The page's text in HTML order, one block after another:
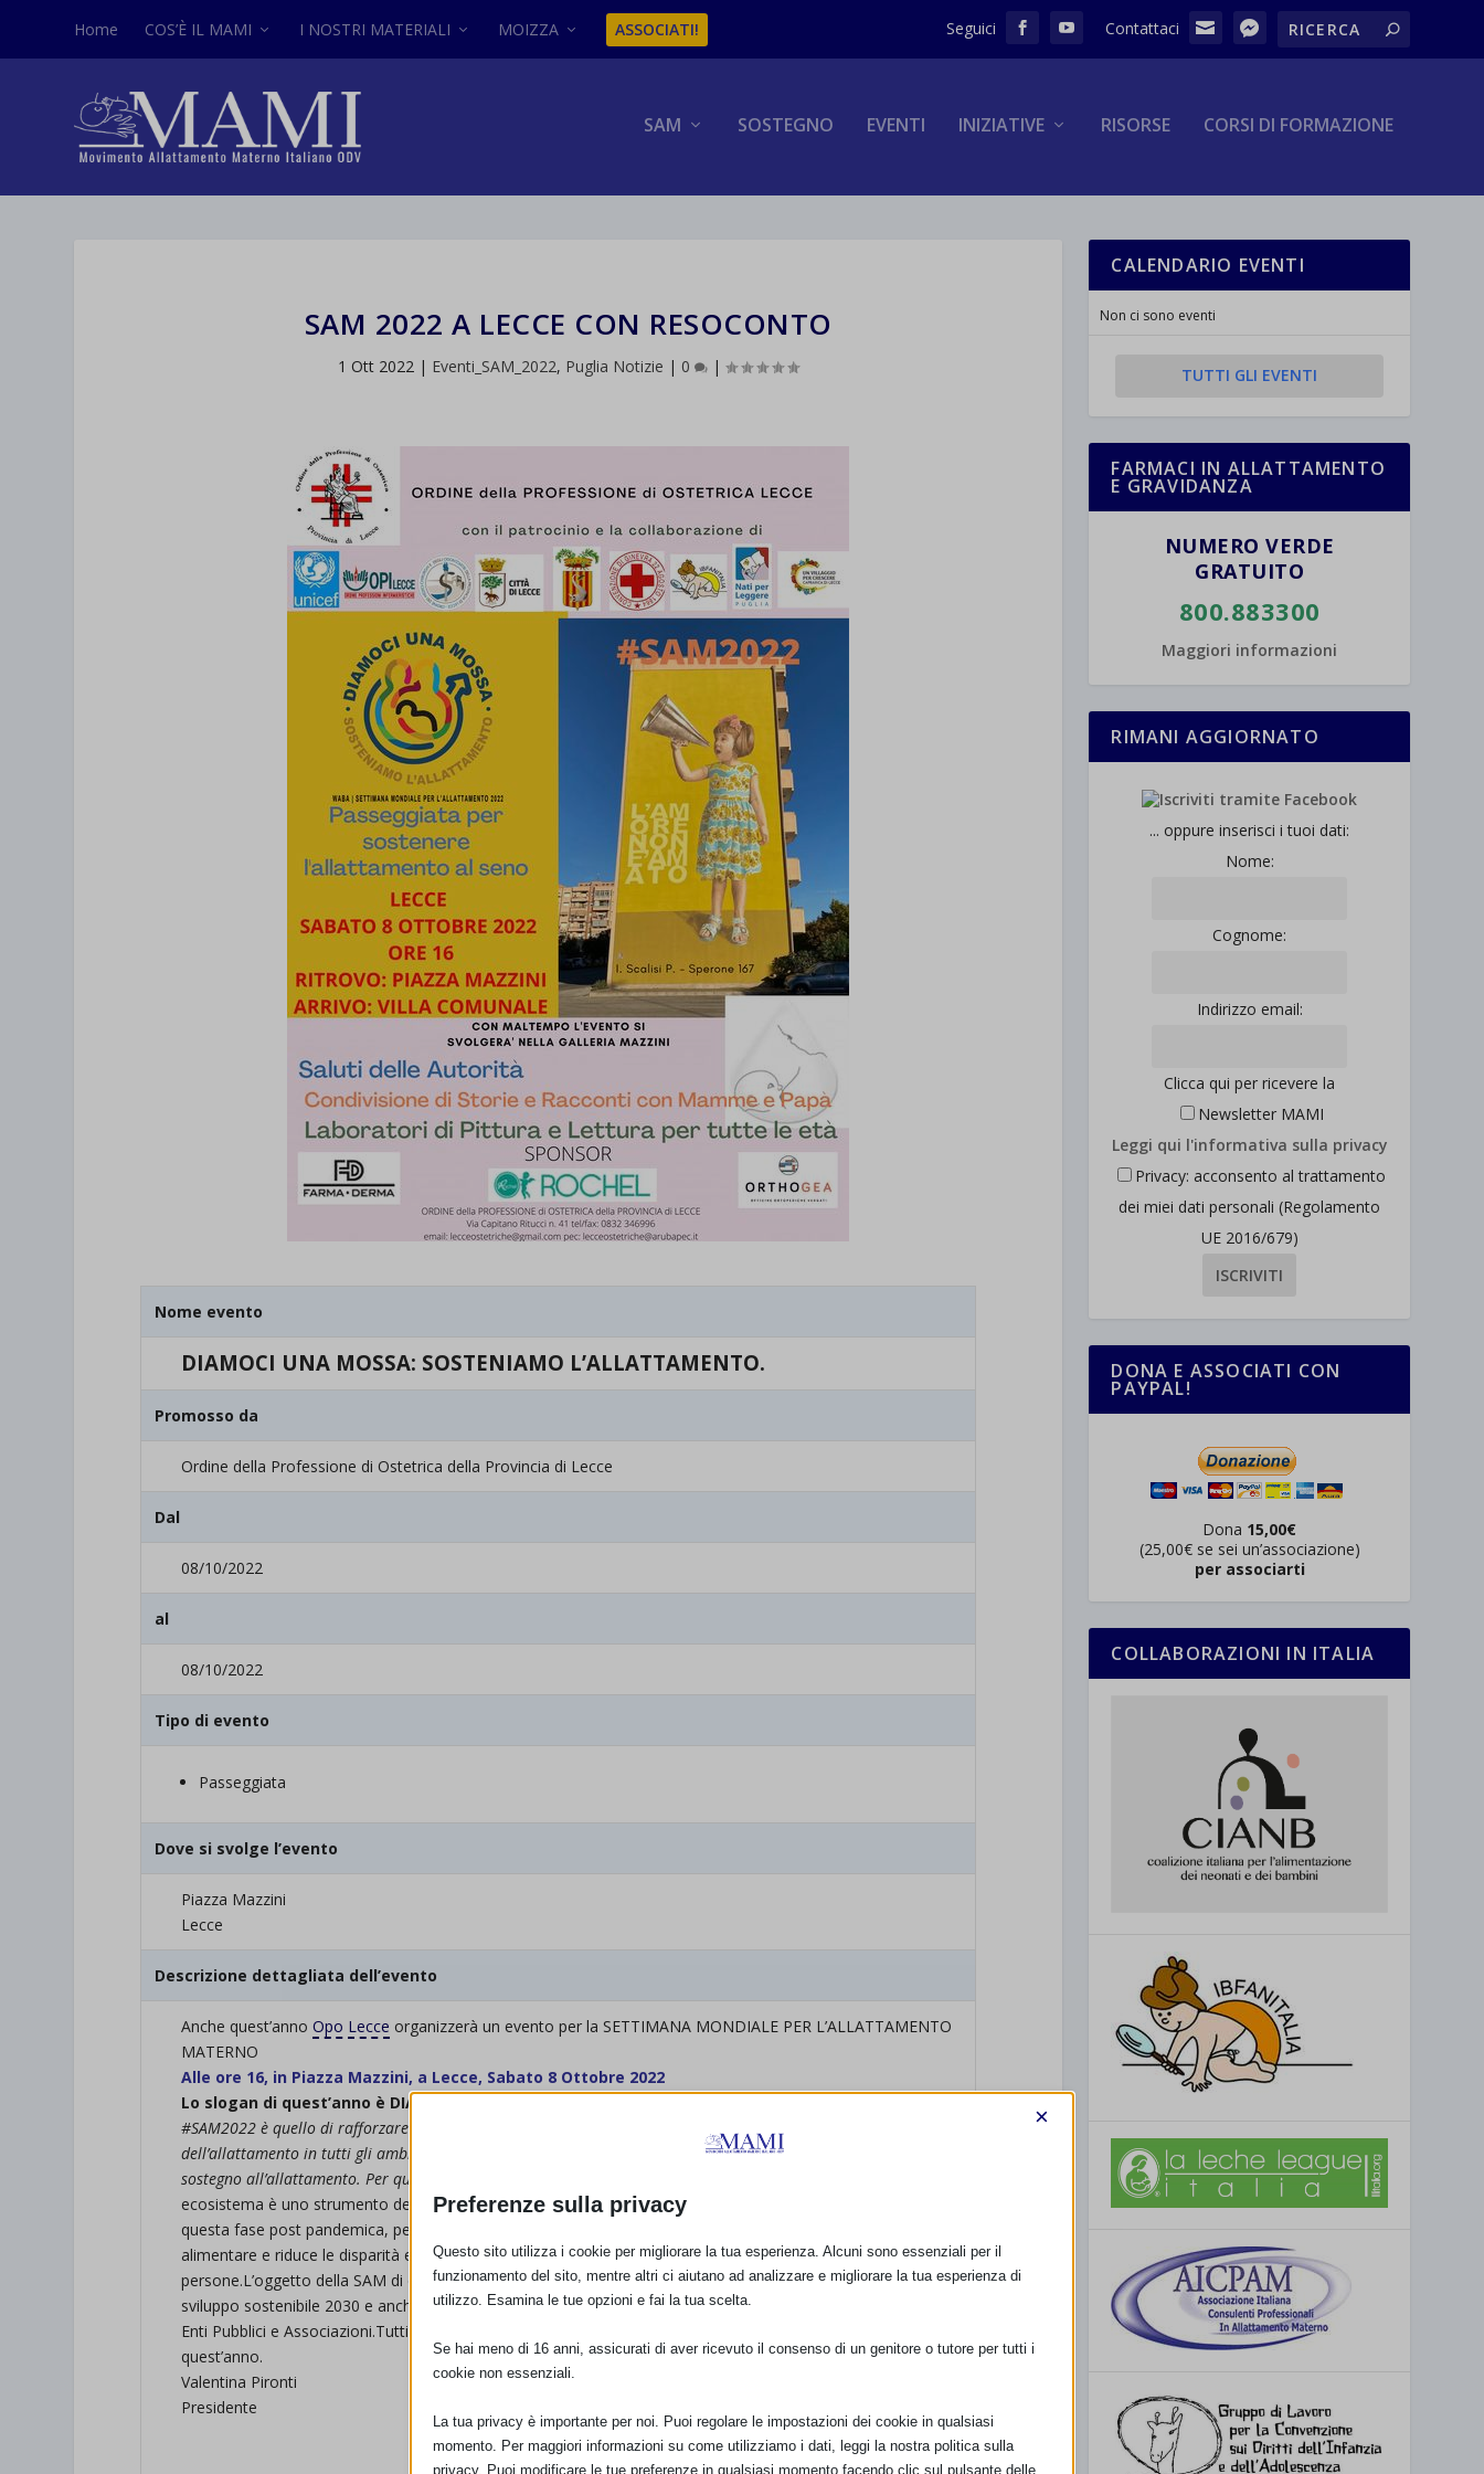
Home COS’È IL MAMI I NOSTRI MATERIALI MOIZZA ASSOCIATI!
SAM SOSTEGNO EVENTI INIZIATIVE RISORSE CORSI DI FORMAZIONE
SAM 2022 A LECCE CON RESOCONTO
1 Ott 2022 | Eventi_SAM_2022, Puglia Notizie | 0 |
Nome evento
DIAMOCI UNA MOSSA: SOSTENIAMO L’ALLATTAMENTO.
Promosso da
Ordine della Professione di Ostetrica della Provincia di Lecce
Dal
08/10/2022
al
08/10/2022
Tipo di evento
Passeggiata
Dove si svolge l’evento
Piazza Mazzini
Lecce
Descrizione dettagliata dell’evento
Anche quest’annoOpo Lecce organizzerà un evento per la SETTIMANA MONDIALE PER L’ALLATTAMENTO
MATERNO
Alle ore 16, in Piazza Mazzini, a Lecce, Sabato 8 Ottobre 2022
Lo slogan di quest’anno è DIAMOCI UNA MOSSA: SOSTENIAMO L’ALLATTAMENTO.
#SAM2022 è quello di rafforzare le figure che hanno un ruolo nella protezione, nella promozione e nel sostegno
dell’allattamento in tutti gli ambiti sociali. Quelle figure che costituiscono gli anelli della “catena calda” di
sostegno all’allattamento. Per questo è importante la presenza di noi Ostetriche/i.
ecosistema è uno strumento decisivo per realizzare le strategie di sviluppo sostenibile, specialmente in
questa fase post pandemica, perché fornisce vantaggi dal punto di vista nutritivo, garantisce la sicurezza
alimentare e riduce le disparità e le disuguaglianze non solo tra i diversi paesi, ma soprattutto tra le
persone.L’oggetto della SAM di quest’anno rientra nell’ambito della prima area tematica degli obiettivi di
sviluppo sostenibile 2030 e anche per questo abbiamo chiesto e ottenuto il patrocinio e la collaborazione di
Enti Pubblici e Associazioni.Tutti i partecipanti indosseranno una maglietta bianca con il logo della SAM di
quest’anno.
Valentina Pironti
Presidente
CALENDARIO EVENTI
Non ci sono eventi
TUTTI GLI EVENTI
FARMACI IN ALLATTAMENTO
E GRAVIDANZA
NUMERO VERDE
GRATUITO
800.883300
Maggiori informazioni
RIMANI AGGIORNATO
... oppure inserisci i tuoi dati:
Nome:
Cognome:
Indirizzo email:
Clicca qui per ricevere la
Newsletter MAMI
Leggi qui l'informativa sulla privacy
Privacy: acconsento al trattamento
dei miei dati personali (Regolamento
UE 2016/679)
DONA E ASSOCIATI CON
PAYPAL!
Dona 15,00€
(25,00€ se sei un’associazione)
per associarti
COLLABORAZIONI IN ITALIA
Preferenze sulla privacy
×
Questo sito utilizza i cookie per migliorare la tua esperienza. Alcuni sono essenziali per il
funzionamento del sito, mentre altri ci aiutano ad analizzare e migliorare la tua esperienza di
utilizzo. Esamina le tue opzioni e fai la tua scelta.
Se hai meno di 16 anni, assicurati di aver ricevuto il consenso di un genitore o tutore per tutti i
cookie non essenziali.
La tua privacy è importante per noi. Puoi regolare le impostazioni dei cookie in qualsiasi
momento. Per maggiori informazioni su come utilizziamo i dati, leggi la nostra politica sulla
privacy. Puoi modificare le tue preferenze in qualsiasi momento facendo clic sul pulsante delle